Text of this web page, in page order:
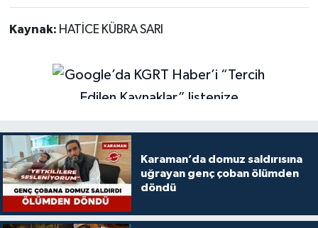
Kaynak: HATİCE KÜBRA SARI
Karaman’da domuz saldırısına
uğrayan genç çoban ölümden
döndü